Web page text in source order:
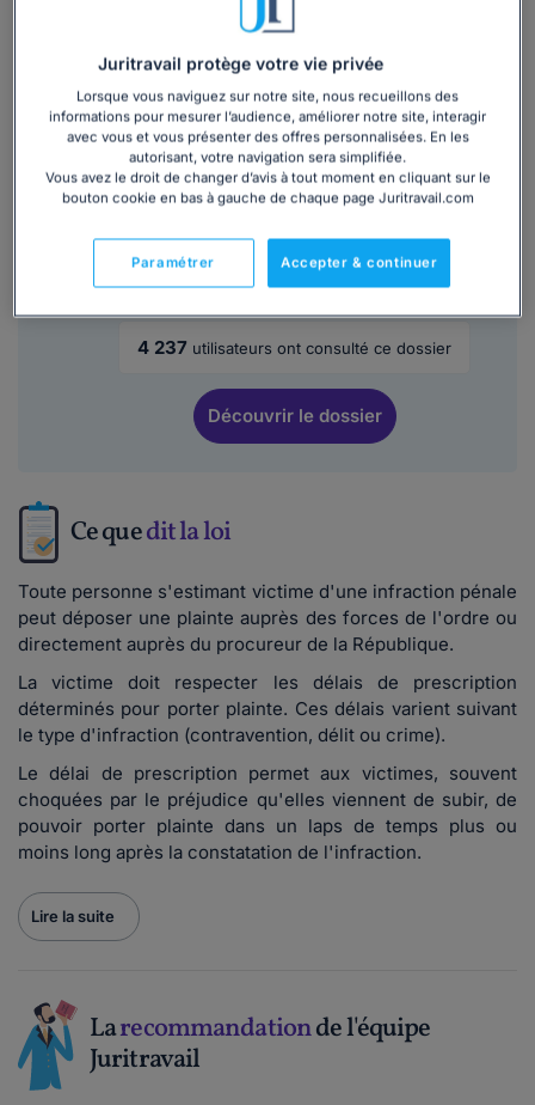
s’en sortir ?
18 369 utilisateurs ont consulté ce dossier
Découvrirle dossier
Aide aux victimes et justiciables
4 237 utilisateurs ont consulté ce dossier
Découvrirle dossier
Ce quedit la loi
Toute personne s'estimant victime d'une infraction pénale
peut déposer une plainte auprès des forces de l'ordre ou
directement auprès du procureur de la République.
La victime doit respecter les délais de prescription
déterminés pour porter plainte. Ces délais varient suivant
le type d'infraction (contravention, délit ou crime).
Le délai de prescription permet aux victimes, souvent
choquées par le préjudice qu'elles viennent de subir, de
pouvoir porter plainte dans un laps de temps plus ou
moins long après la constatation de l'infraction.
Lire la suite
Larecommandationde l'équipe
Juritravail
Juritravail protège votre vie privée
Lorsque vous naviguez sur notre site, nous recueillons des
informations pour mesurer l’audience, améliorer notre site, interagir
avec vous et vous présenter des offres personnalisées. En les
autorisant, votre navigation sera simplifiée.
Vous avez le droit de changer d’avis à tout moment en cliquant sur le
bouton cookie en bas à gauche de chaque page Juritravail.com
Accepter & continuer
Paramétrer